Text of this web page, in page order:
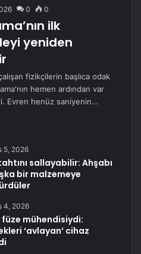
0 0
ilk
yeniden
fizikçilerin başlıca odak
hemen ardından var
Evren henüz saniyenin…
5, 2026
sallayabilir: Ahşabı
bir malzemeye
4, 2026
füze mühendisiydi:
‘avlayan’ cihaz